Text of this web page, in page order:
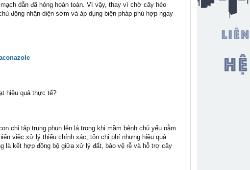
dẫn đã hỏng hoàn toàn. Vì vậy, thay vì chờ cây héo
động nhận diện sớm và áp dụng biện pháp phù hợp ngay
hiệu quả thực tế?
chỉ tập trung phun lên lá trong khi mầm bệnh chủ yếu nằm
việc xử lý thiếu chính xác, tốn chi phí nhưng hiệu quả
là kết hợp đồng bộ giữa xử lý đất, bảo vệ rễ và hỗ trợ cây